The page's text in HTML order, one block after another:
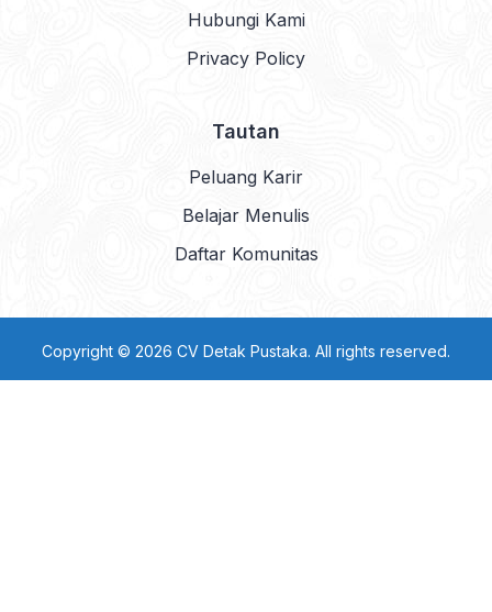
Hubungi Kami
Privacy Policy
Tautan
Peluang Karir
Belajar Menulis
Daftar Komunitas
Copyright © 2026 CV Detak Pustaka. All rights reserved.